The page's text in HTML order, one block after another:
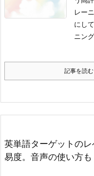
レー
にし
ニン
記事を読む
英単語ターゲットの
易度。音声の使い方も